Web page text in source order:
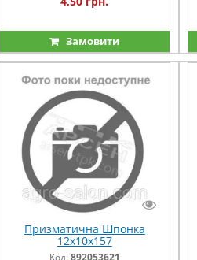
Замовити
Призматична Шпонка
12х10х157
Код:892053621